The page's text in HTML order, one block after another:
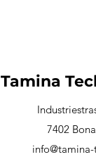
Tamina
7402